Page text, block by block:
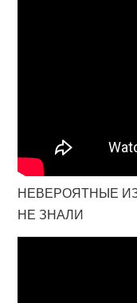
НЕВЕРОЯТНЫЕ
НЕ ЗНАЛИ